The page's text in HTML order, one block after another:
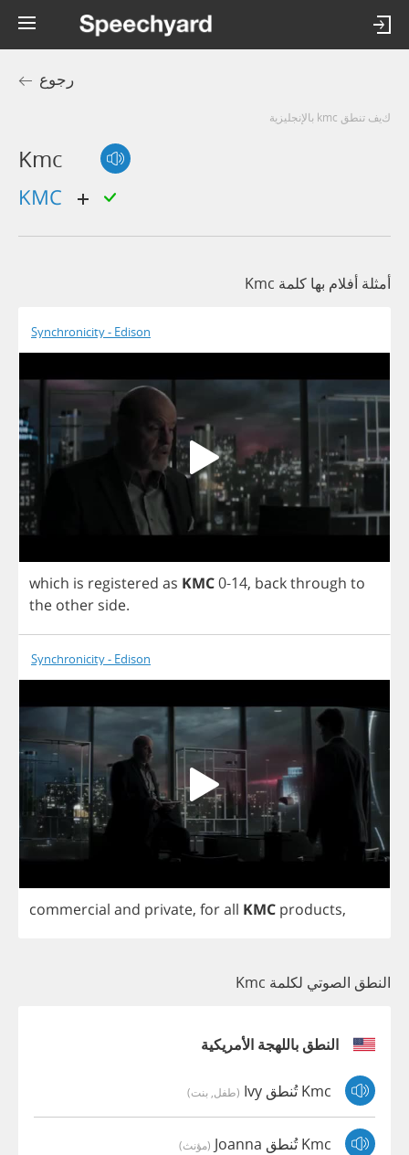
رجوع
كيف تنطق kmc بالإنجليزية
Kmc
KMC
أمثلة أفلام بها كلمة Kmc
Synchronicity - Edison
which is registered as KMC0-14, backthrough to
the other side.
Synchronicity - Edison
commercial and private, forall KMC products,
النطق الصوتي لكلمة Kmc
النطق باللهجة الأمريكية
Kmc تُنطق Ivy (طفل, بنت)
Kmc تُنطق Joanna (مؤنث)